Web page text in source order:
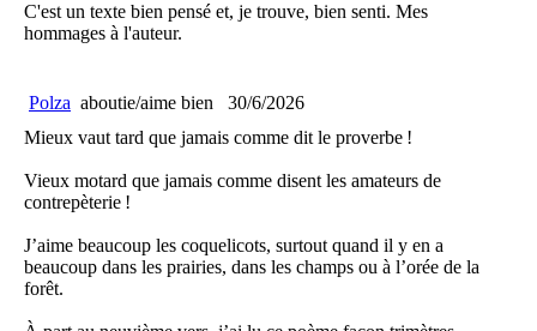
C'est un texte bien pensé et, je trouve, bien senti. Mes
hommages à l'auteur.
Polza aboutie/aime bien
30/6/2026
Mieux vaut tard que jamais comme dit le proverbe !
Vieux motard que jamais comme disent les amateurs de
contrepèterie !
J’aime beaucoup les coquelicots, surtout quand il y en a
beaucoup dans les prairies, dans les champs ou à l’orée de la
forêt.